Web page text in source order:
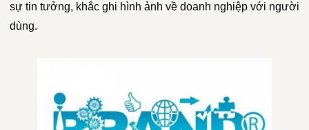
sự tin tưởng, khắc ghi hình ảnh về doanh nghiệp với người
dùng.